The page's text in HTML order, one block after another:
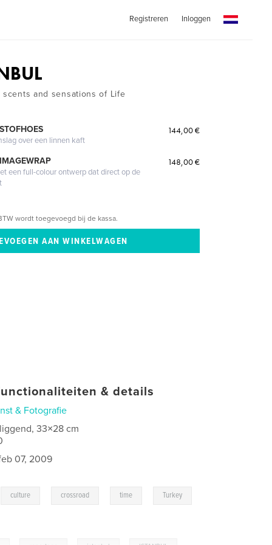
Registreren Inloggen
scents and sensations of Life
over een linnen kaft
144,00 €
een full-colour ontwerp dat direct op de
148,00 €
wordt toegevoegd bij de kassa.
& details
& Fotografie
33×28 cm
07, 2009
culture crossroad time Turkey